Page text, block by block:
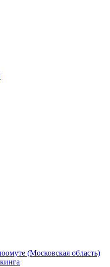
(Московская область)